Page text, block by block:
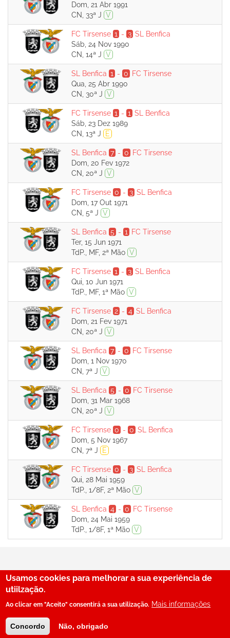
Dom, 21 Abr 1991
CN, 33ª J V
FC Tirsense 1 - 3 SL Benfica
Sáb, 24 Nov 1990
CN, 14ª J V
SL Benfica 1 - 0
FC Tirsense
Qua, 25 Abr 1990
CN, 30ª J V
FC Tirsense 1 - 1 SL Benfica
Sáb, 23 Dez 1989
CN, 13ª J
E
SL Benfica 7 - 0
FC Tirsense
Dom, 20 Fev 1972
CN, 20ª J V
FC Tirsense 0 - 3 SL Benfica
Dom, 17 Out 1971
CN, 5ª J V
SL Benfica 5 - 1
FC Tirsense
Ter, 15 Jun 1971
TdP., MF, 2ª Mão V
FC Tirsense 1 - 3 SL Benfica
Qui, 10 Jun 1971
TdP., MF, 1ª Mão V
FC Tirsense 2 - 4 SL Benfica
Dom, 21 Fev 1971
CN, 20ª J V
SL Benfica 7 - 0
FC Tirsense
Dom, 1 Nov 1970
CN, 7ª J V
SL Benfica 5 - 0
FC Tirsense
Dom, 31 Mar 1968
CN, 20ª J V
FC Tirsense 0 - 0 SL Benfica
Dom, 5 Nov 1967
CN, 7ª J
E
FC Tirsense 0 - 3 SL Benfica
Qui, 28 Mai 1959
TdP., 1/8F, 2ª Mão V
SL Benfica 4 - 0
FC Tirsense
Dom, 24 Mai 1959
TdP., 1/8F, 1ª Mão V
© SerBenfiquista.com 2001-2026
29
Usamos cookies para melhorar a sua experiência de
utiilzação.
Ao clicar em "Aceito" consentirá a sua utilização. Mais informações
Concordo Não, obrigado